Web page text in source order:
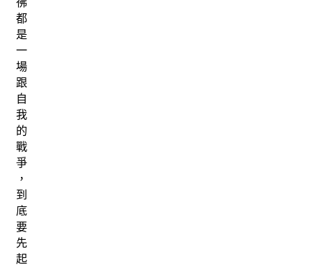
都
是
一
場
跟
自
我
的
戰
爭
，
到
底
要
先
起